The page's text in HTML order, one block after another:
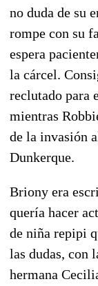
no duda de su
rompe con su
espera
la cárcel.
reclutado para
mientras
de la invasión
Dunkerque.
Briony era
quería hacer
de niña repipi
las dudas, con
hermana